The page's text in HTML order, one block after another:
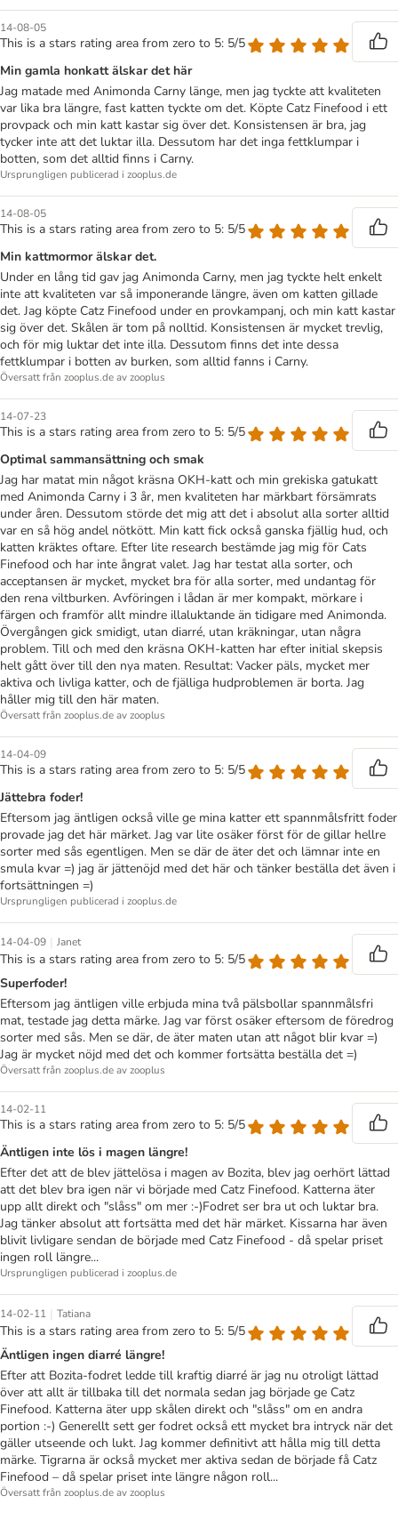
14-08-05
This is a stars rating area from zero to 5: 5/5
Min gamla honkatt älskar det här
Jag matade med Animonda Carny länge, men jag tyckte att kvaliteten
var lika bra längre, fast katten tyckte om det. Köpte Catz Finefood i ett
provpack och min katt kastar sig över det. Konsistensen är bra, jag
tycker inte att det luktar illa. Dessutom har det inga fettklumpar i
botten, som det alltid finns i Carny.
Ursprungligen publicerad i zooplus.de
14-08-05
This is a stars rating area from zero to 5: 5/5
Min kattmormor älskar det.
Under en lång tid gav jag Animonda Carny, men jag tyckte helt enkelt
inte att kvaliteten var så imponerande längre, även om katten gillade
det. Jag köpte Catz Finefood under en provkampanj, och min katt kastar
sig över det. Skålen är tom på nolltid. Konsistensen är mycket trevlig,
och för mig luktar det inte illa. Dessutom finns det inte dessa
fettklumpar i botten av burken, som alltid fanns i Carny.
Översatt från zooplus.de av zooplus
14-07-23
This is a stars rating area from zero to 5: 5/5
Optimal sammansättning och smak
Jag har matat min något kräsna OKH-katt och min grekiska gatukatt
med Animonda Carny i 3 år, men kvaliteten har märkbart försämrats
under åren. Dessutom störde det mig att det i absolut alla sorter alltid
var en så hög andel nötkött. Min katt fick också ganska fjällig hud, och
katten kräktes oftare. Efter lite research bestämde jag mig för Cats
Finefood och har inte ångrat valet. Jag har testat alla sorter, och
acceptansen är mycket, mycket bra för alla sorter, med undantag för
den rena viltburken. Avföringen i lådan är mer kompakt, mörkare i
färgen och framför allt mindre illaluktande än tidigare med Animonda.
Övergången gick smidigt, utan diarré, utan kräkningar, utan några
problem. Till och med den kräsna OKH-katten har efter initial skepsis
helt gått över till den nya maten. Resultat: Vacker päls, mycket mer
aktiva och livliga katter, och de fjälliga hudproblemen är borta. Jag
håller mig till den här maten.
Översatt från zooplus.de av zooplus
14-04-09
This is a stars rating area from zero to 5: 5/5
Jättebra foder!
Eftersom jag äntligen också ville ge mina katter ett spannmålsfritt foder
provade jag det här märket. Jag var lite osäker först för de gillar hellre
sorter med sås egentligen. Men se där de äter det och lämnar inte en
smula kvar =) jag är jättenöjd med det här och tänker beställa det även i
fortsättningen =)
Ursprungligen publicerad i zooplus.de
14-04-09 | Janet
This is a stars rating area from zero to 5: 5/5
Superfoder!
Eftersom jag äntligen ville erbjuda mina två pälsbollar spannmålsfri
mat, testade jag detta märke. Jag var först osäker eftersom de föredrog
sorter med sås. Men se där, de äter maten utan att något blir kvar =)
Jag är mycket nöjd med det och kommer fortsätta beställa det =)
Översatt från zooplus.de av zooplus
14-02-11
This is a stars rating area from zero to 5: 5/5
Äntligen inte lös i magen längre!
Efter det att de blev jättelösa i magen av Bozita, blev jag oerhört lättad
att det blev bra igen när vi började med Catz Finefood. Katterna äter
upp allt direkt och "slåss" om mer :-)Fodret ser bra ut och luktar bra.
Jag tänker absolut att fortsätta med det här märket. Kissarna har även
blivit livligare sendan de började med Catz Finefood - då spelar priset
ingen roll längre...
Ursprungligen publicerad i zooplus.de
14-02-11 | Tatiana
This is a stars rating area from zero to 5: 5/5
Äntligen ingen diarré längre!
Efter att Bozita-fodret ledde till kraftig diarré är jag nu otroligt lättad
över att allt är tillbaka till det normala sedan jag började ge Catz
Finefood. Katterna äter upp skålen direkt och "slåss" om en andra
portion :-) Generellt sett ger fodret också ett mycket bra intryck när det
gäller utseende och lukt. Jag kommer definitivt att hålla mig till detta
märke. Tigrarna är också mycket mer aktiva sedan de började få Catz
Finefood – då spelar priset inte längre någon roll...
Översatt från zooplus.de av zooplus